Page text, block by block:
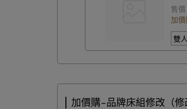
售價
加
加價購-品牌床組修改（修